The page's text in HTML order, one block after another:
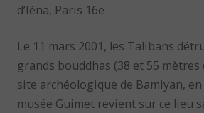
d’Iéna, Paris 16e
Le 11 mars 2001, les Talibans
grands bouddhas (38 et 55 mètres
site archéologique de Bamiyan,
musée Guimet revient sur ce lieu